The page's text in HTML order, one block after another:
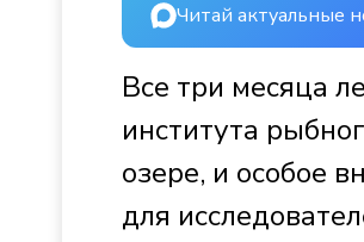
Читай актуальные
Все три месяца
института
озере, и особое
для